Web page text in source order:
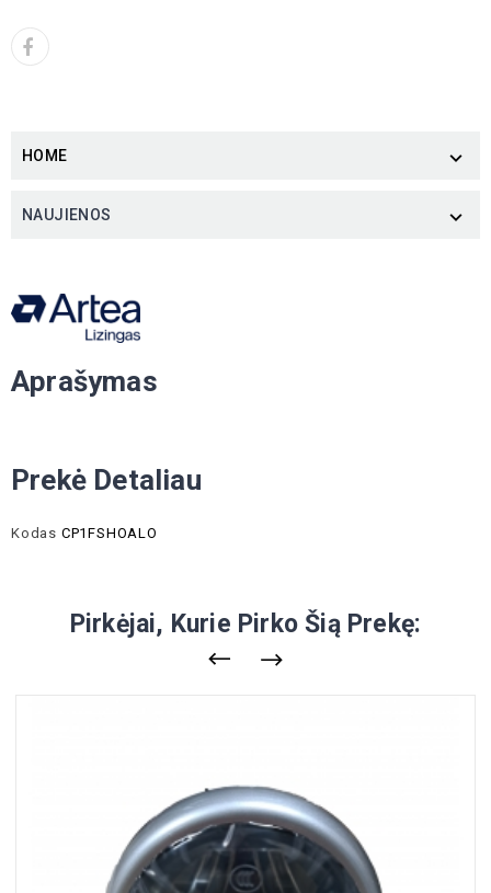
HOME 
NAUJIENOS 
Aprašymas
Prekė Detaliau
Kodas CP1FSHOALO
Pirkėjai, Kurie Pirko Šią Prekę: